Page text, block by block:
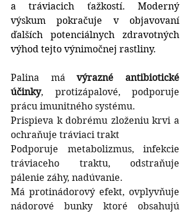
a tráviacich ťažkostí. Moderný
výskum pokračuje v objavovaní
ďalších potenciálnych zdravotných
výhod tejto výnimočnej rastliny.
Palina má výrazné antibiotické
účinky, protizápalové, podporuje
prácu imunitného systému.
Prispieva k dobrému zloženiu krvi a
ochraňuje tráviaci trakt
Podporuje metabolizmus, infekcie
tráviaceho traktu, odstraňuje
pálenie záhy, nadúvanie.
Má protinádorový efekt, ovplyvňuje
nádorové bunky ktoré obsahujú